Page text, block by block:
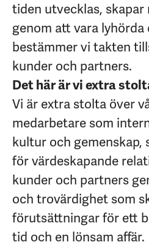
tiden utvecklas, skapar
genom att vara lyhörda
bestämmer vi takten
kunder och partners.
Det här är vi extra
Vi är extra stolta över
medarbetare som
kultur och gemenskap,
för värdeskapande
kunder och partners
och trovärdighet som
förutsättningar för ett
tid och en lönsam affär.